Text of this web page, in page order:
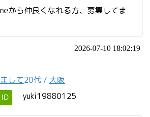
から仲良くなれる方、募集してま
2026-07-10 18:02:19
して20代 / 大阪
ID yuki19880125